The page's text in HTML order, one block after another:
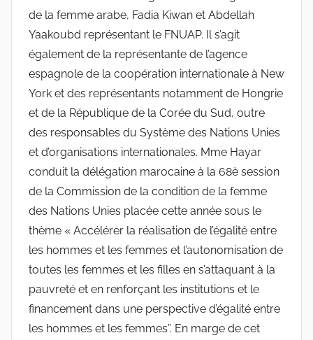
de la femme arabe, Fadia Kiwan et Abdellah
Yaakoubd représentant le FNUAP. Il s’agit
également de la représentante de l’agence
espagnole de la coopération internationale à New
York et des représentants notamment de Hongrie
et de la République de la Corée du Sud, outre
des responsables du Système des Nations Unies
et d’organisations internationales. Mme Hayar
conduit la délégation marocaine à la 68è session
de la Commission de la condition de la femme
des Nations Unies placée cette année sous le
thème « Accélérer la réalisation de l’égalité entre
les hommes et les femmes et l’autonomisation de
toutes les femmes et les filles en s’attaquant à la
pauvreté et en renforçant les institutions et le
financement dans une perspective d’égalité entre
les hommes et les femmes”. En marge de cet